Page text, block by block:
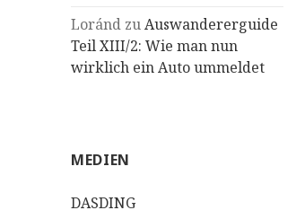
Loránd zuAuswandererguide
Teil XIII/2: Wie man nun
wirklich ein Auto ummeldet
MEDIEN
DASDING